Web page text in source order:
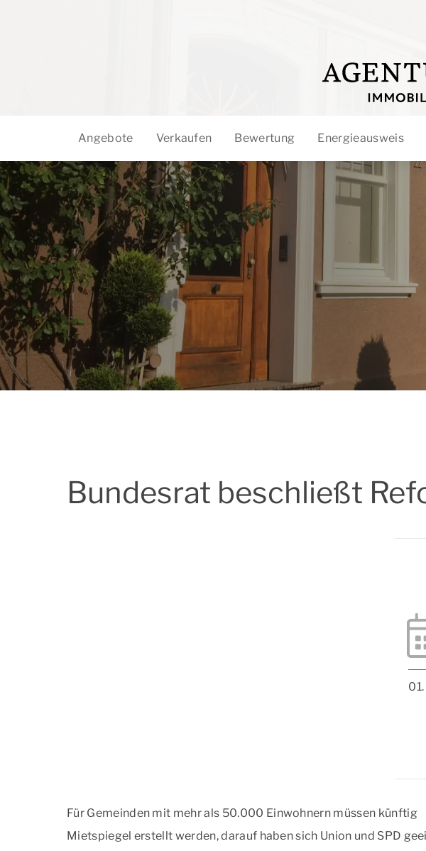
Angebote Verkaufen Bewertung Energieausweis
Bundesrat beschließt
Für Gemeinden mit mehr als 50.000 Einwohnern müssen künftig
Mietspiegel erstellt werden, darauf haben sich Union und SPD